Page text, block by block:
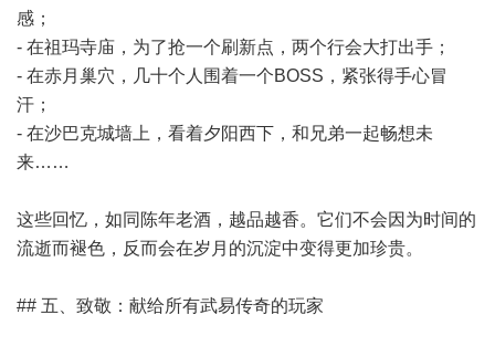
感；
- 在祖玛寺庙，为了抢一个刷新点，两个行会大打出手；
- 在赤月巢穴，几十个人围着一个BOSS，紧张得手心冒
汗；
- 在沙巴克城墙上，看着夕阳西下，和兄弟一起畅想未
来……
这些回忆，如同陈年老酒，越品越香。它们不会因为时间的
流逝而褪色，反而会在岁月的沉淀中变得更加珍贵。
## 五、致敬：献给所有武易传奇的玩家